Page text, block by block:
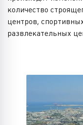
количество
центров,
развлекательных